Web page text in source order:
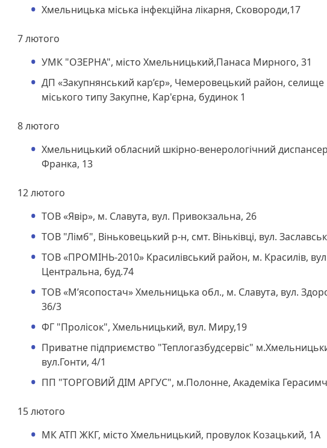
Хмельницька міська інфекційна лікарня, Сковороди,17
7 лютого
УМК "ОЗЕРНА", місто Хмельницький,Панаса Мирного, 31
ДП «Закупнянський кар’єр», Чемеровецький район, селище
міського типу Закупне, Кар'єрна, будинок 1
8 лютого
Хмельницький обласний шкірно-венерологічний
Франка, 13
12 лютого
ТОВ «Явір», м. Славута, вул. Привокзальна, 26
ТОВ "Лімб", Віньковецький р-н, смт. Віньківці, вул.
ТОВ «ПРОМІНЬ-2010» Красилівський район, м. Красилів,
Центральна, буд.74
ТОВ «М’ясопостач» Хмельницька обл., м. Славута, вул.
36/3
ФГ "Пролісок", Хмельницький, вул. Миру,19
Приватне підприємство "Теплогазбудсервіс"
вул.Гонти, 4/1
ПП "ТОРГОВИЙ ДІМ АРГУС", м.Полонне, Академіка
15 лютого
МК АТП ЖКГ, місто Хмельницький, провулок Козацький, 1А